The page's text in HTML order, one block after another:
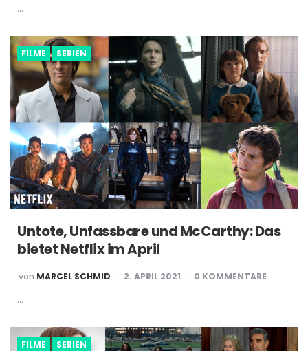
…
FILME SERIEN
Untote, Unfassbare und McCarthy: Das
bietet Netflix im April
POSTED
BY
von MARCEL SCHMID 2. APRIL 2021 0 KOMMENTARE
…
FILME SERIEN